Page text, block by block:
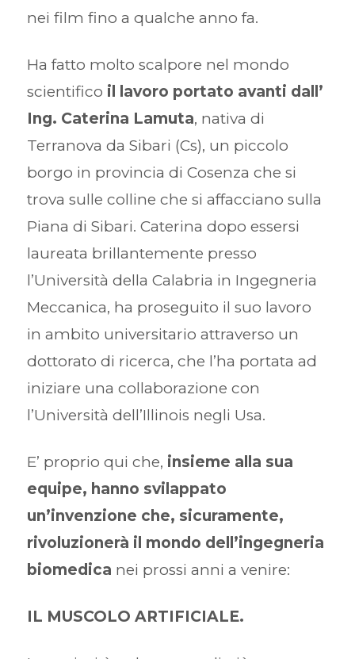
nei film fino a qualche anno fa.
Ha fatto molto scalpore nel mondo
scientifico il lavoro portato avanti dall’
Ing. Caterina Lamuta, nativa di
Terranova da Sibari (Cs), un piccolo
borgo in provincia di Cosenza che si
trova sulle colline che si affacciano sulla
Piana di Sibari. Caterina dopo essersi
laureata brillantemente presso
l’Università della Calabria in Ingegneria
Meccanica, ha proseguito il suo lavoro
in ambito universitario attraverso un
dottorato di ricerca, che l’ha portata ad
iniziare una collaborazione con
l’Università dell’Illinois negli Usa.
E’ proprio qui che, insieme alla sua
equipe, hanno svilappato
un’invenzione che, sicuramente,
rivoluzionerà il mondo dell’ingegneria
biomedica nei prossi anni a venire:
IL MUSCOLO ARTIFICIALE.